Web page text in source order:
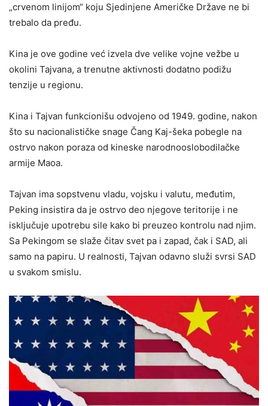
„crvenom linijom“ koju Sjedinjene Američke Države ne bi
trebalo da pređu.
Kina je ove godine već izvela dve velike vojne vežbe u
okolini Tajvana, a trenutne aktivnosti dodatno podižu
tenzije u regionu.
Kina i Tajvan funkcionišu odvojeno od 1949. godine, nakon
što su nacionalističke snage Čang Kaj-šeka pobegle na
ostrvo nakon poraza od kineske narodnooslobodilačke
armije Maoa.
Tajvan ima sopstvenu vladu, vojsku i valutu, međutim,
Peking insistira da je ostrvo deo njegove teritorije i ne
isključuje upotrebu sile kako bi preuzeo kontrolu nad njim.
Sa Pekingom se slaže čitav svet pa i zapad, čak i SAD, ali
samo na papiru. U realnosti, Tajvan odavno služi svrsi SAD
u svakom smislu.